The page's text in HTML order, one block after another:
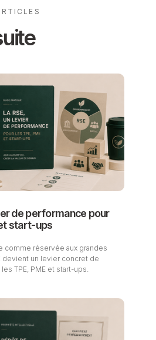
de performance pour
start-ups
comme réservée aux grandes
devient un levier concret de
TPE, PME et start-ups.